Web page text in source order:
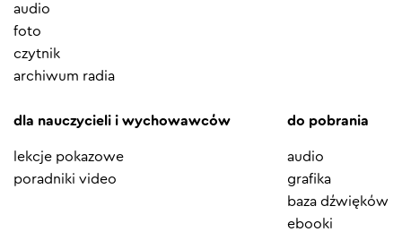
audio
foto
czytnik
archiwum radia
dla nauczycieli i wychowawców
lekcje pokazowe
poradniki video
do pobrania
audio
grafika
baza dźwięków
ebooki